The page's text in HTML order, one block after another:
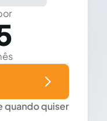
quando quiser